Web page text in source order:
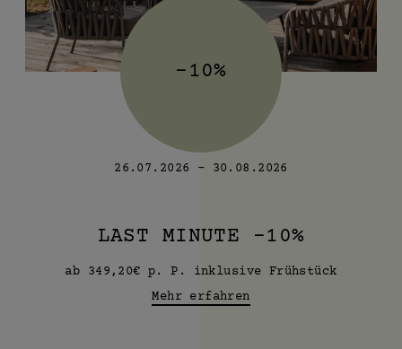
-10%
26.07.2026 - 30.08.2026
LAST MINUTE -10%
ab 349,20€ p. P. inklusive Frühstück
Mehr erfahren